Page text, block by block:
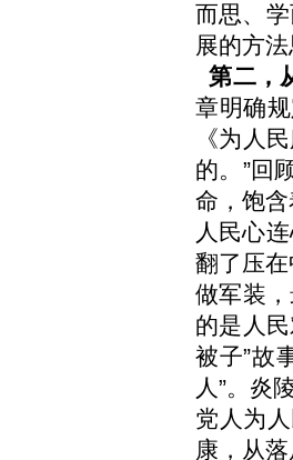
而思、
展的方
第二，
章明确
《为人
的。”回
命，饱
人民心
翻了压
做军装
的是人
被子”故
人”。炎
党人为
康，从